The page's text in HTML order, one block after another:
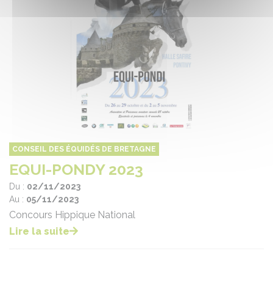
CONSEIL DES ÉQUIDÉS DE BRETAGNE
EQUI-PONDY 2023
Du : 02/11/2023
Au : 05/11/2023
Concours Hippique National
Lire la suite